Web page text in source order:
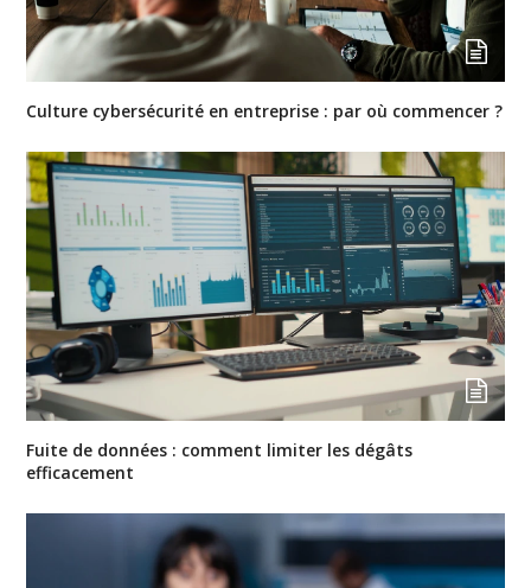
Culture cybersécurité en entreprise : par où commencer ?
Fuite de données : comment limiter les dégâts
efficacement